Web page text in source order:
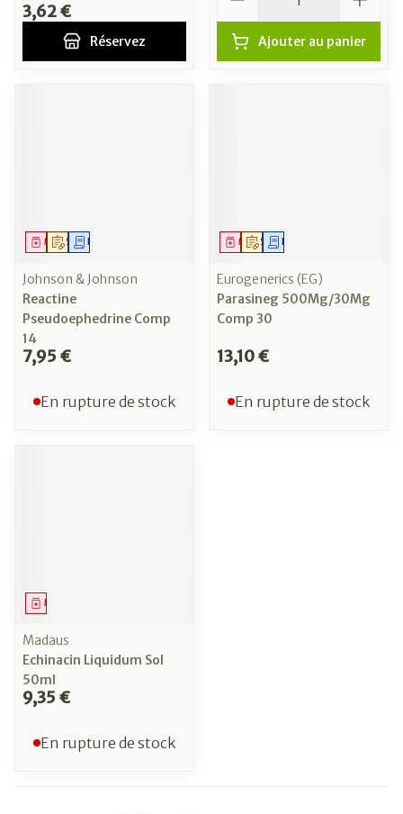
3,62 €
Réservez Ajouter au panier
Sur prescription
MédicamentDemande écrite
Johnson & Johnson
Reactine
Pseudoephedrine Comp
14
7,95 €
En rupture de stock
Sur prescription
MédicamentDemande écrite
Eurogenerics (EG)
Parasineg 500Mg/30Mg
Comp 30
13,10 €
En rupture de stock
Médicament
Madaus
Echinacin Liquidum Sol
50ml
9,35 €
En rupture de stock